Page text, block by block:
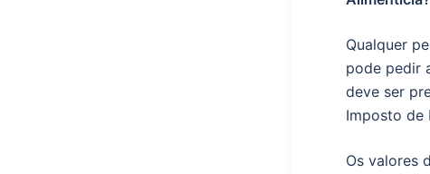
Qualquer
pode pedir
deve ser
Imposto de
Os valores